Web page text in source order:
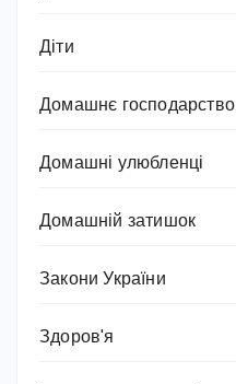
Діти
Домашнє господарство
Домашні улюбленці
Домашній затишок
Закони України
Здоров'я